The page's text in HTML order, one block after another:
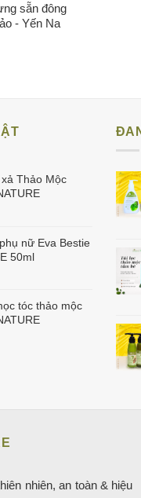
sẵn đông
- Yến Na
Thảo Mộc
nữ Eva Bestie
50ml
tóc thảo mộc
nhiên, an toàn & hiệu